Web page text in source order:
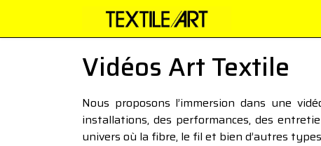
Vidéos Art Textile
Nous proposons l’immersion dans une
installations, des performances, des
univers où la fibre, le fil et bien d’autres